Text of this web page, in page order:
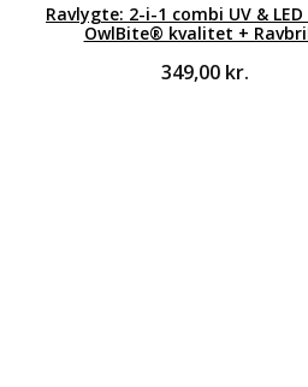
Ravlygte: 2-i-1 combi UV &
OwlBite® kvalitet +
349,00 kr.